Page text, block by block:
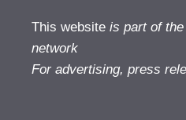
This website is part of
network
For advertising, press